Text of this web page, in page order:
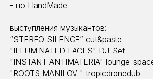
- по HandMade
выступления музыкантов:
“STEREO SILENCE” сut&paste
"ILLUMINATED FACES" DJ-Set
"INSTANT ANTIMATERIA" lounge-
"ROOTS MANILOV " tropicdronedub